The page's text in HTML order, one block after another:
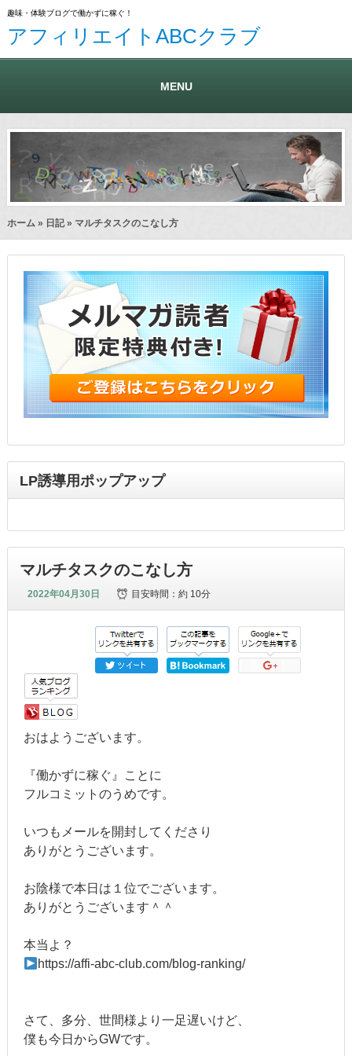
趣味・体験ブログで働かずに稼ぐ！
アフィリエイトABCクラブ
MENU
ホーム » 日記» マルチタスクのこなし方
LP誘導用ポップアップ
マルチタスクのこなし方
2022年04月30日 目安時間：約 10分
おはようございます。
『働かずに稼ぐ』ことに
フルコミットのうめです。
いつもメールを開封してくださり
ありがとうございます。
お陰様で本日は１位でございます。
ありがとうございます＾＾
本当よ？
https://affi-abc-club.com/blog-ranking/
さて、多分、世間様より一足遅いけど、
僕も今日からGWです。